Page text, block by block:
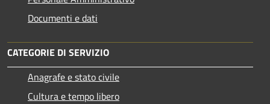
Documenti e dati
CATEGORIE DI SERVIZIO
Anagrafe e stato civile
Cultura e tempo libero